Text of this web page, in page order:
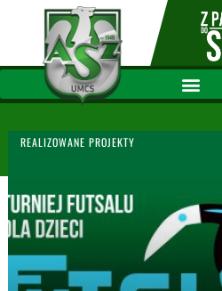
FUTSAL KOBIET
REALIZOWANE PROJEKTY